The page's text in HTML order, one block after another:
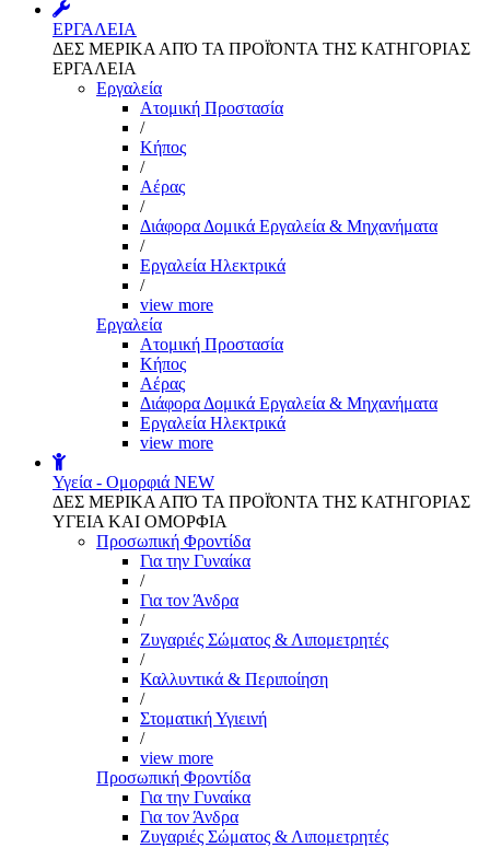
ΕΡΓΑΛΕΙΑ
ΔΕΣ ΜΕΡΙΚΑ ΑΠΌ ΤΑ ΠΡΟΪΌΝΤΑ ΤΗΣ ΚΑΤΗΓΟΡΙΑΣ
ΕΡΓΑΛΕΙΑ
Εργαλεία
Aτομική Προστασία
/
Kήπος
/
Αέρας
/
Διάφορα Δομικά Εργαλεία & Μηχανήματα
/
Εργαλεία Ηλεκτρικά
/
view more
Εργαλεία
Aτομική Προστασία
Kήπος
Αέρας
Διάφορα Δομικά Εργαλεία & Μηχανήματα
Εργαλεία Ηλεκτρικά
view more
Υγεία - Ομορφιά NEW
ΔΕΣ ΜΕΡΙΚΑ ΑΠΌ ΤΑ ΠΡΟΪΌΝΤΑ ΤΗΣ ΚΑΤΗΓΟΡΙΑΣ
ΥΓΕΙΑ ΚΑΙ ΟΜΟΡΦΙΑ
Προσωπική Φροντίδα
Για την Γυναίκα
/
Για τον Άνδρα
/
Ζυγαριές Σώματος & Λιπομετρητές
/
Καλλυντικά & Περιποίηση
/
Στοματική Υγιεινή
/
view more
Προσωπική Φροντίδα
Για την Γυναίκα
Για τον Άνδρα
Ζυγαριές Σώματος & Λιπομετρητές